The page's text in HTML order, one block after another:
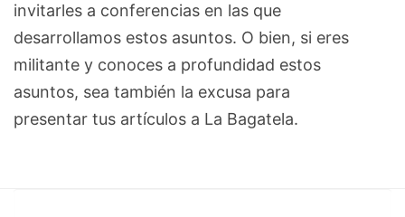
invitarles a conferencias en las que
desarrollamos estos asuntos. O bien, si eres
militante y conoces a profundidad estos
asuntos, sea también la excusa para
presentar tus artículos a La Bagatela.